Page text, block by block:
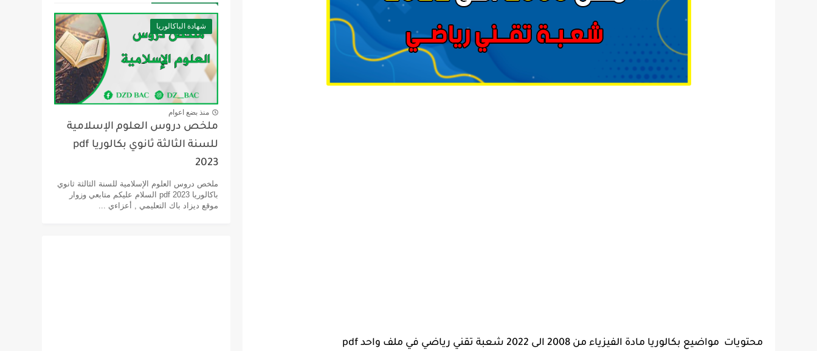
محتويات مواضيع بكالوريا مادة الفيزياء من 2008 الى 2022 شعبة تقني رياضي في ملف واحد pdf
شهادة الباكالوريا
منذ بضع اعوام
ملخص دروس العلوم الإسلامية
للسنة الثالثة ثانوي بكالوريا pdf
2023
ملخص دروس العلوم الإسلامية للسنة الثالثة ثانوي
باكالوريا pdf 2023 السلام عليكم متابعي وزوار
موقع ديزاد باك التعليمي , أعزاءي ...